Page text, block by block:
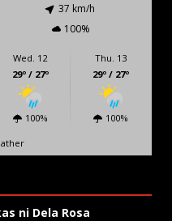
37 km/h
100%
Wed. 12
29º / 27º
100%
Thu. 13
29º / 27º
100%
ni Dela Rosa